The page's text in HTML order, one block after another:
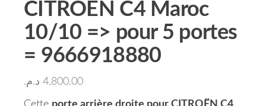
CITROEN C4 Maroc
10/10 => pour 5 portes
= 9666918880
4,800.00 د.م.